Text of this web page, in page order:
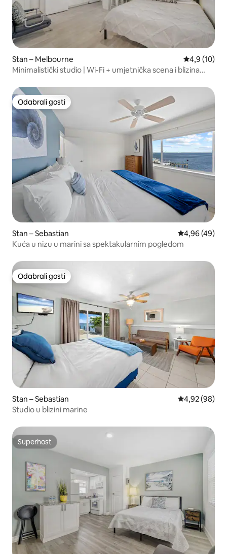
Stan – Melbourne Prosječna
4,9 (10)
Minimalistički studio | Wi-Fi + umjetnička scena i blizina
Odabrali gosti
Odabrali gosti
Stan – Sebastian Prosječna
4,96 (49)
Kuća u nizu u marini sa spektakularnim pogledom
Odabrali gosti
Odabrali gosti
Stan – Sebastian Prosječna
4,92 (98)
Studio u blizini marine
Superhost
Superhost